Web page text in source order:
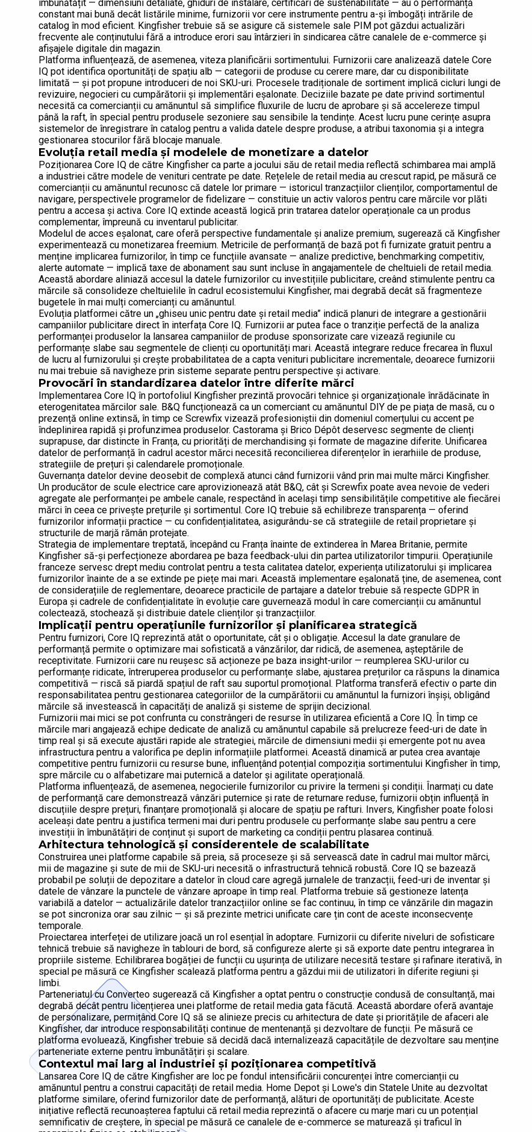
îmbunătățit — dimensiuni detaliate, ghiduri de instalare, certificări de sustenabilitate — au o performanță
constant mai bună decât listările minime, furnizorii vor cere instrumente pentru a-și îmbogăți intrările de
catalog în mod eficient. Kingfisher trebuie să se asigure că sistemele sale PIM pot găzdui actualizări
frecvente ale conținutului fără a introduce erori sau întârzieri în sindicarea către canalele de e-commerce și
afișajele digitale din magazin.
Platforma influențează, de asemenea, viteza planificării sortimentului. Furnizorii care analizează datele Core
IQ pot identifica oportunități de spațiu alb — categorii de produse cu cerere mare, dar cu disponibilitate
limitată — și pot propune introduceri de noi SKU-uri. Procesele tradiționale de sortiment implică cicluri lungi de
revizuire, negocieri cu cumpărătorii și implementări eșalonate. Deciziile bazate pe date privind sortimentul
necesită ca comercianții cu amănuntul să simplifice fluxurile de lucru de aprobare și să accelereze timpul
până la raft, în special pentru produsele sezoniere sau sensibile la tendințe. Acest lucru pune cerințe asupra
sistemelor de înregistrare în catalog pentru a valida datele despre produse, a atribui taxonomia și a integra
gestionarea stocurilor fără blocaje manuale.
Evoluția retail media și modelele de monetizare a datelor
Poziționarea Core IQ de către Kingfisher ca parte a jocului său de retail media reflectă schimbarea mai amplă
a industriei către modele de venituri centrate pe date. Rețelele de retail media au crescut rapid, pe măsură ce
comercianții cu amănuntul recunosc că datele lor primare — istoricul tranzacțiilor clienților, comportamentul de
navigare, perspectivele programelor de fidelizare — constituie un activ valoros pentru care mărcile vor plăti
pentru a accesa și activa. Core IQ extinde această logică prin tratarea datelor operaționale ca un produs
complementar, împreună cu inventarul publicitar.
Modelul de acces eșalonat, care oferă perspective fundamentale și analize premium, sugerează că Kingfisher
experimentează cu monetizarea freemium. Metricile de performanță de bază pot fi furnizate gratuit pentru a
menține implicarea furnizorilor, în timp ce funcțiile avansate — analize predictive, benchmarking competitiv,
alerte automate — implică taxe de abonament sau sunt incluse în angajamentele de cheltuieli de retail media.
Această abordare aliniază accesul la datele furnizorilor cu investițiile publicitare, creând stimulente pentru ca
mărcile să consolideze cheltuielile în cadrul ecosistemului Kingfisher, mai degrabă decât să fragmenteze
bugetele în mai mulți comercianți cu amănuntul.
Evoluția platformei către un „ghiseu unic pentru date și retail media” indică planuri de integrare a gestionării
campaniilor publicitare direct în interfața Core IQ. Furnizorii ar putea face o tranziție perfectă de la analiza
performanței produselor la lansarea campaniilor de produse sponsorizate care vizează regiunile cu
performanțe slabe sau segmentele de clienți cu oportunități mari. Această integrare reduce frecarea în fluxul
de lucru al furnizorului și crește probabilitatea de a capta venituri publicitare incrementale, deoarece furnizorii
nu mai trebuie să navigheze prin sisteme separate pentru perspective și activare.
Provocări în standardizarea datelor între diferite mărci
Implementarea Core IQ în portofoliul Kingfisher prezintă provocări tehnice și organizaționale înrădăcinate în
eterogenitatea mărcilor sale. B&Q funcționează ca un comerciant cu amănuntul DIY de pe piața de masă, cu o
prezență online extinsă, în timp ce Screwfix vizează profesioniștii din domeniul comerțului cu accent pe
îndeplinirea rapidă și profunzimea produselor. Castorama și Brico Dépôt deservesc segmente de clienți
suprapuse, dar distincte în Franța, cu priorități de merchandising și formate de magazine diferite. Unificarea
datelor de performanță în cadrul acestor mărci necesită reconcilierea diferențelor în ierarhiile de produse,
strategiile de prețuri și calendarele promoționale.
Guvernanța datelor devine deosebit de complexă atunci când furnizorii vând prin mai multe mărci Kingfisher.
Un producător de scule electrice care aprovizionează atât B&Q, cât și Screwfix poate avea nevoie de vederi
agregate ale performanței pe ambele canale, respectând în același timp sensibilitățile competitive ale fiecărei
mărci în ceea ce privește prețurile și sortimentul. Core IQ trebuie să echilibreze transparența — oferind
furnizorilor informații practice — cu confidențialitatea, asigurându-se că strategiile de retail proprietare și
structurile de marjă rămân protejate.
Strategia de implementare treptată, începând cu Franța înainte de extinderea în Marea Britanie, permite
Kingfisher să-și perfecționeze abordarea pe baza feedback-ului din partea utilizatorilor timpurii. Operațiunile
franceze servesc drept mediu controlat pentru a testa calitatea datelor, experiența utilizatorului și implicarea
furnizorilor înainte de a se extinde pe piețe mai mari. Această implementare eșalonată ține, de asemenea, cont
de considerațiile de reglementare, deoarece practicile de partajare a datelor trebuie să respecte GDPR în
Europa și cadrele de confidențialitate în evoluție care guvernează modul în care comercianții cu amănuntul
colectează, stochează și distribuie datele clienților și tranzacțiilor.
Implicații pentru operațiunile furnizorilor și planificarea strategică
Pentru furnizori, Core IQ reprezintă atât o oportunitate, cât și o obligație. Accesul la date granulare de
performanță permite o optimizare mai sofisticată a vânzărilor, dar ridică, de asemenea, așteptările de
receptivitate. Furnizorii care nu reușesc să acționeze pe baza insight-urilor — reumplerea SKU-urilor cu
performanțe ridicate, întreruperea produselor cu performanțe slabe, ajustarea prețurilor ca răspuns la dinamica
competitivă — riscă să piardă spațiul de raft sau suportul promoțional. Platforma transferă efectiv o parte din
responsabilitatea pentru gestionarea categoriilor de la cumpărătorii cu amănuntul la furnizori înșiși, obligând
mărcile să investească în capacități de analiză și sisteme de sprijin decizional.
Furnizorii mai mici se pot confrunta cu constrângeri de resurse în utilizarea eficientă a Core IQ. În timp ce
mărcile mari angajează echipe dedicate de analiză cu amănuntul capabile să prelucreze feed-uri de date în
timp real și să execute ajustări rapide ale strategiei, mărcile de dimensiuni medii și emergente pot nu avea
infrastructura pentru a valorifica pe deplin informațiile platformei. Această dinamică ar putea crea avantaje
competitive pentru furnizorii cu resurse bune, influențând potențial compoziția sortimentului Kingfisher în timp,
spre mărcile cu o alfabetizare mai puternică a datelor și agilitate operațională.
Platforma influențează, de asemenea, negocierile furnizorilor cu privire la termeni și condiții. Înarmați cu date
de performanță care demonstrează vânzări puternice și rate de returnare reduse, furnizorii obțin influență în
discuțiile despre prețuri, finanțare promoțională și alocare de spațiu pe rafturi. Invers, Kingfisher poate folosi
aceleași date pentru a justifica termeni mai duri pentru produsele cu performanțe slabe sau pentru a cere
investiții în îmbunătățiri de conținut și suport de marketing ca condiții pentru plasarea continuă.
Arhitectura tehnologică și considerentele de scalabilitate
Construirea unei platforme capabile să preia, să proceseze și să servească date în cadrul mai multor mărci,
mii de magazine și sute de mii de SKU-uri necesită o infrastructură tehnică robustă. Core IQ se bazează
probabil pe soluții de depozitare a datelor în cloud care agregă jurnalele de tranzacții, feed-uri de inventar și
datele de vânzare la punctele de vânzare aproape în timp real. Platforma trebuie să gestioneze latența
variabilă a datelor — actualizările datelor tranzacțiilor online se fac continuu, în timp ce vânzările din magazin
se pot sincroniza orar sau zilnic — și să prezinte metrici unificate care țin cont de aceste inconsecvențe
temporale.
Proiectarea interfeței de utilizare joacă un rol esențial în adoptare. Furnizorii cu diferite niveluri de sofisticare
tehnică trebuie să navigheze în tablouri de bord, să configureze alerte și să exporte date pentru integrarea în
propriile sisteme. Echilibrarea bogăției de funcții cu ușurința de utilizare necesită testare și rafinare iterativă, în
special pe măsură ce Kingfisher scalează platforma pentru a găzdui mii de utilizatori în diferite regiuni și
limbi.
Parteneriatul cu Converteo sugerează că Kingfisher a optat pentru o construcție condusă de consultanță, mai
degrabă decât pentru licențierea unei platforme de retail media gata făcută. Această abordare oferă avantaje
de personalizare, permițând Core IQ să se alinieze precis cu arhitectura de date și prioritățile de afaceri ale
Kingfisher, dar introduce responsabilități continue de mentenanță și dezvoltare de funcții. Pe măsură ce
platforma evoluează, Kingfisher trebuie să decidă dacă internalizează capacitățile de dezvoltare sau menține
parteneriate externe pentru îmbunătățiri și scalare.
Contextul mai larg al industriei și poziționarea competitivă
Lansarea Core IQ de către Kingfisher are loc pe fondul intensificării concurenței între comercianții cu
amănuntul pentru a construi capacități de retail media. Home Depot și Lowe's din Statele Unite au dezvoltat
platforme similare, oferind furnizorilor date de performanță, alături de oportunități de publicitate. Aceste
inițiative reflectă recunoașterea faptului că retail media reprezintă o afacere cu marje mari cu un potențial
semnificativ de creștere, în special pe măsură ce canalele de e-commerce se maturează și traficul în